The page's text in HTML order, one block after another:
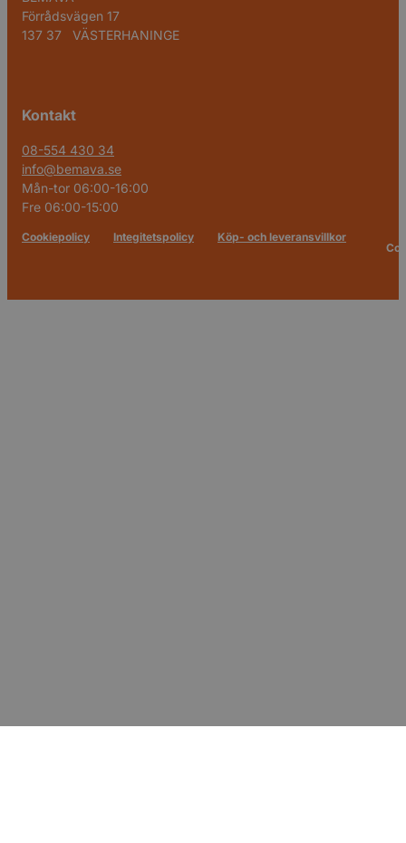
Förrådsvägen 17
137 37 VÄSTERHANINGE
Kontakt
08-554 430 34
info@bemava.se
Mån-tor 06:00-16:00
Fre 06:00-15:00
Cookiepolicy Integitetspolicy
Köp- och leveransvillkor